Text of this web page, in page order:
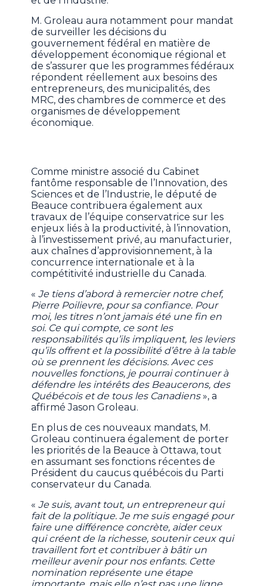
M. Groleau aura notamment pour mandat
de surveiller les décisions du
gouvernement fédéral en matière de
développement économique régional et
de s’assurer que les programmes fédéraux
répondent réellement aux besoins des
entrepreneurs, des municipalités, des
MRC, des chambres de commerce et des
organismes de développement
économique.
Comme ministre associé du Cabinet
fantôme responsable de l’Innovation, des
Sciences et de l’Industrie, le député de
Beauce contribuera également aux
travaux de l’équipe conservatrice sur les
enjeux liés à la productivité, à l’innovation,
à l’investissement privé, au manufacturier,
aux chaînes d’approvisionnement, à la
concurrence internationale et à la
compétitivité industrielle du Canada.
«Je tiens d’abord à remercier notre chef,
Pierre Poilievre, pour sa confiance. Pour
moi, les titres n’ont jamais été une fin en
soi. Ce qui compte, ce sont les
responsabilités qu’ils impliquent, les leviers
qu’ils offrent et la possibilité d’être à la table
où se prennent les décisions. Avec ces
nouvelles fonctions, je pourrai continuer à
défendre les intérêts des Beaucerons, des
Québécois et de tous les Canadiens», a
affirmé Jason Groleau.
En plus de ces nouveaux mandats, M.
Groleau continuera également de porter
les priorités de la Beauce à Ottawa, tout
en assumant ses fonctions récentes de
Président du caucus québécois du Parti
conservateur du Canada.
« Je suis, avant tout, un entrepreneur qui
fait de la politique. Je me suis engagé pour
faire une différence concrète, aider ceux
qui créent de la richesse, soutenir ceux qui
travaillent fort et contribuer à bâtir un
meilleur avenir pour nos enfants. Cette
nomination représente une étape